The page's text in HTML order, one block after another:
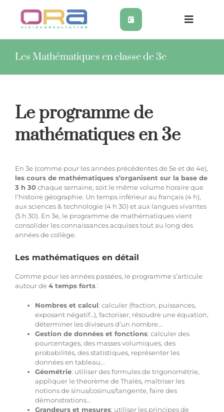
content
Toggle
Psychologie en ligne
Ergothérapie en ligne
Graphothérapie à distance
Blog
Espace membre
Facebook
Contact WhatsApp
Les Mathématiques en classe de 3e
Le programme de
mathématiques en 3e
En 3e (comme pour les années précédentes de 5e et de 4e),
les cours de mathématiques s’organisent sur la base de
3 h 30chaque semaine, soit le même volume horaire que
l’histoire géographie. Un temps inférieur au français(4 h),
auxsciences & technologie(4 h 30) et aux langues vivantes
(5 h 30). En 3e, le programme de mathématiques vient
consolider les connaissances acquises tout au long des
années de collège.
Les mathématiques en détail
Comme pour les années passées, le programme s’articule
autour de4 temps forts:
Nombres et calcul: calculer (fraction, puissances,
exposant négatif…), factoriser, résoudre une équation,
déterminer les diviseurs d’un nombre…
Gestion de données et fonctions: calculer des
pourcentages, des masses volumiques, des
probabilités, des statistiques, représenter les
données en tableau…
Géométrie: utiliser des formules de trigonométrie,
appliquer le théorème de Thalès, maîtriser les
notions de sinus/cosinus/tangente, faire des
démonstrations…
Grandeurs et mesures: utiliser les principes de